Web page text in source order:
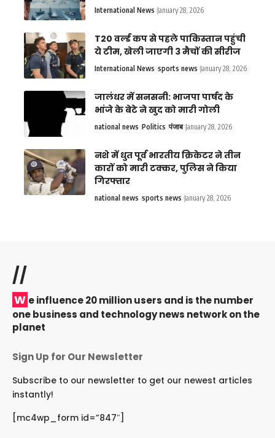
International News January 28, 2026
T20 वर्ल्ड कप से पहले पाकिस्तान पहुंची
ये टीम, खेली जाएगी 3 मैचों की सीरीज
International News sports news January 28, 2026
जालंधर में सनसनी: भाजपा पार्षद के
भांजे के बेटे ने खुद को मारी गोली
national news Politics पंजाब January 28, 2026
नशे में धुत पूर्व भारतीय क्रिकेटर ने तीन
कारों को मारी टक्कर, पुलिस ने किया
गिरफ्तार
national news sports news January 28, 2026
//
W e influence 20 million users and is the number
one business and technology news network on the
planet
Sign Up for Our Newsletter
Subscribe to our newsletter to get our newest articles
instantly!
[mc4wp_form id=”847″]